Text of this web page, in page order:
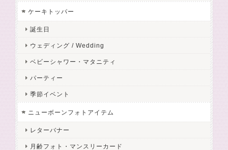
ケーキトッパー
誕生日
ウェディング / Wedding
ベビーシャワー・マタニティ
パーティー
季節イベント
ニューボーンフォトアイテム
レターバナー
月齢フォト・マンスリーカード